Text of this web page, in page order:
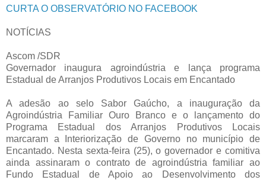
CURTA O OBSERVATÓRIO NO FACEBOOK
NOTÍCIAS
Ascom /SDR
Governador inaugura agroindústria e lança programa
Estadual de Arranjos Produtivos Locais em Encantado
A adesão ao selo Sabor Gaúcho, a inauguração da
Agroindústria Familiar Ouro Branco e o lançamento do
Programa Estadual dos Arranjos Produtivos Locais
marcaram a Interiorização de Governo no município de
Encantado. Nesta sexta-feira (25), o governador e comitiva
ainda assinaram o contrato de agroindústria familiar ao
Fundo Estadual de Apoio ao Desenvolvimento dos